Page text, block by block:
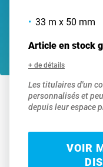
33 m x 50 mm
Article en stock
+ de détails
Les titulaires d'un
personnalisés et
depuis leur espace
VOIR